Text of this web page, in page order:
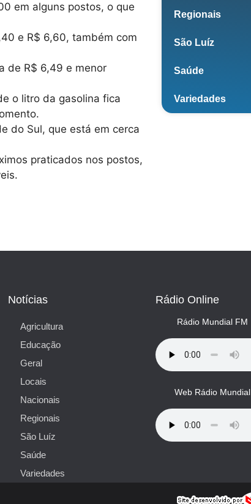
em alguns postos, o que
e R$ 6,60, também com
de R$ 6,49 e menor
o litro da gasolina fica
do Sul, que está em cerca
praticados nos postos,
Regionais
São Luíz
Saúde
Variedades
Notícias
Agricultura
Educação
Geral
Locais
Nacionais
Regionais
São Luíz
Saúde
Variedades
Rádio Online
Rádio Mundial FM
Web Rádio Mundial